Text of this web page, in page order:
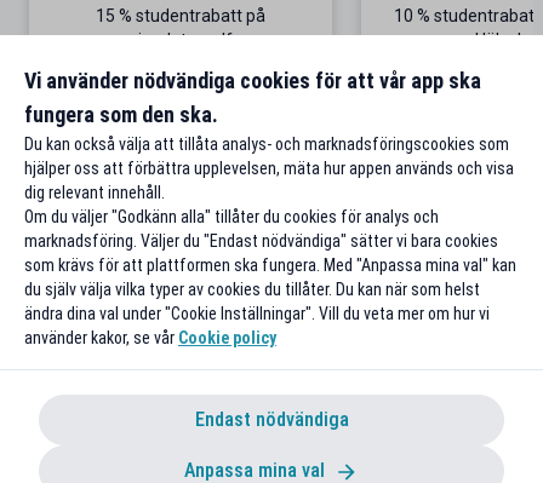
15 % studentrabatt på
simulatorgolf
Från 100 kr/tim i Göteborg
Till rabatten
10 %
Gäller på
Vi använder nödvändiga cookies för att vår app ska
fungera som den ska.
Du kan också välja att tillåta analys- och marknadsföringscookies som
hjälper oss att förbättra upplevelsen, mäta hur appen används och visa
dig relevant innehåll.
Om du väljer "Godkänn alla" tillåter du cookies för analys och
marknadsföring. Väljer du "Endast nödvändiga" sätter vi bara cookies
som krävs för att plattformen ska fungera. Med "Anpassa mina val" kan
du själv välja vilka typer av cookies du tillåter. Du kan när som helst
ändra dina val under "Cookie Inställningar". Vill du veta mer om hur vi
använder kakor, se vår Cookie policy
Endast nödvändiga
Anpassa mina val